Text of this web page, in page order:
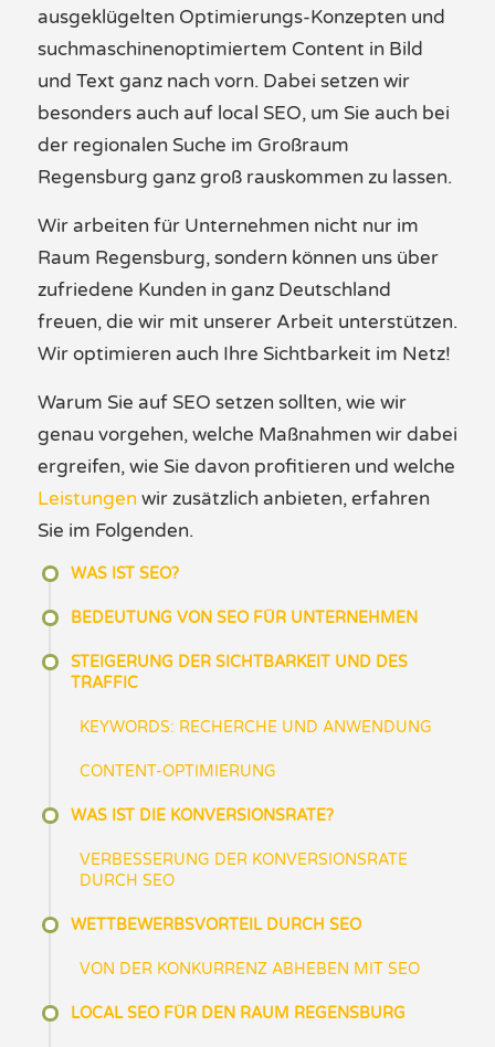
ausgeklügelten Optimierungs-Konzepten und
suchmaschinenoptimiertem Content in Bild
und Text ganz nach vorn. Dabei setzen wir
besonders auch auf local SEO, um Sie auch bei
der regionalen Suche im Großraum
Regensburg ganz groß rauskommen zu lassen.
Wir arbeiten für Unternehmen nicht nur im
Raum Regensburg, sondern können uns über
zufriedene Kunden in ganz Deutschland
freuen, die wir mit unserer Arbeit unterstützen.
Wiroptimieren auch Ihre Sichtbarkeit im Netz!
Warum Sie auf SEO setzen sollten, wie wir
genau vorgehen,welche Maßnahmen wir dabei
ergreifen, wie Sie davon profitieren und welche
Leistungen wir zusätzlich anbieten,erfahren
Sie im Folgenden.
WAS IST SEO?
BEDEUTUNG VON SEO FÜR UNTERNEHMEN
STEIGERUNG DER SICHTBARKEIT UND DES
TRAFFIC
KEYWORDS: RECHERCHE UND ANWENDUNG
CONTENT-OPTIMIERUNG
WAS IST DIE KONVERSIONSRATE?
VERBESSERUNG DER KONVERSIONSRATE
DURCH SEO
WETTBEWERBSVORTEIL DURCH SEO
VON DER KONKURRENZ ABHEBEN MIT SEO
LOCAL SEO FÜR DEN RAUM REGENSBURG